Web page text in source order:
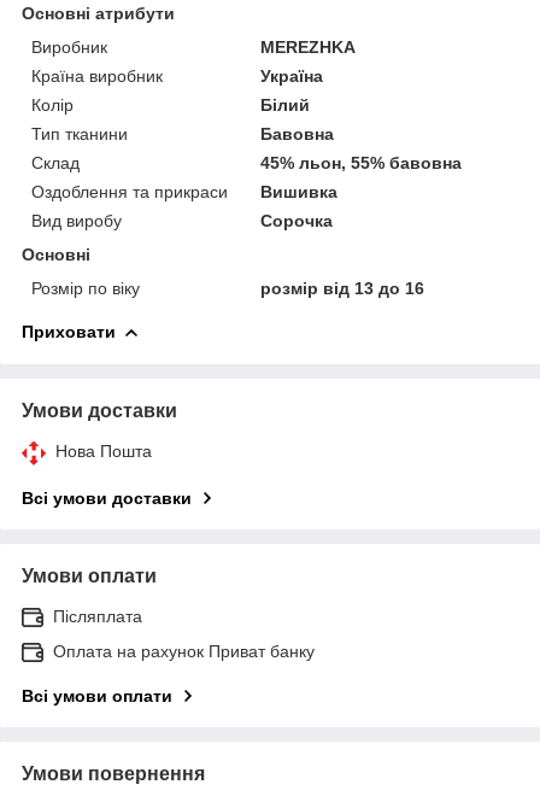
Основні атрибути
Виробник
MEREZHKA
Країна виробник
Україна
Колір
Білий
Тип тканини
Бавовна
Склад
45% льон, 55% бавовна
Оздоблення та прикраси
Вишивка
Вид виробу
Сорочка
Основні
Розмір по віку
розмір від 13 до 16
Приховати
Умови доставки
Нова Пошта
Всі умови доставки
Умови оплати
Післяплата
Оплата на рахунок Приват банку
Всі умови оплати
Умови повернення